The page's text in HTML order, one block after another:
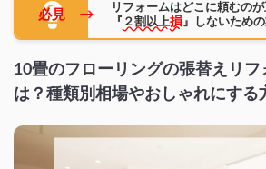
必見 →
リフォームはどこに頼むのが
『 ２割以上損』しないため
10畳のフローリングの張替えリフ
は？種類別相場やおしゃれにする